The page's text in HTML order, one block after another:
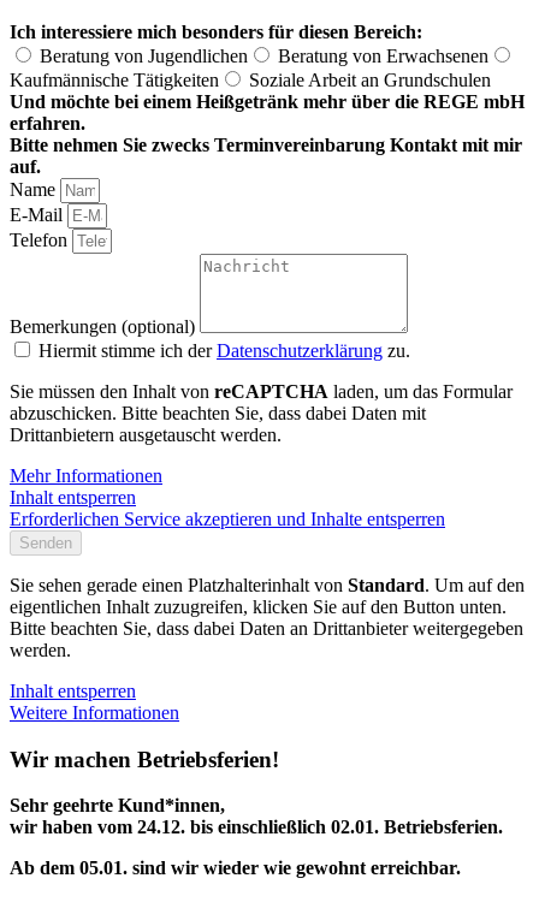
Ich interessiere mich besonders für diesen Bereich:
Beratung von Jugendlichen
Beratung von Erwachsenen
Kaufmännische Tätigkeiten
Soziale Arbeit an Grundschulen
Und möchte bei einem Heißgetränk mehr über die REGE mbH
erfahren.
Bitte nehmen Sie zwecks Terminvereinbarung Kontakt mit mir
auf.
Name
E-Mail
Telefon
Bemerkungen (optional)
Hiermit stimme ich derDatenschutzerklärung zu.
Sie müssen den Inhalt von reCAPTCHA laden, um das Formular
abzuschicken. Bitte beachten Sie, dass dabei Daten mit
Drittanbietern ausgetauscht werden.
Mehr Informationen
Inhalt entsperren
Erforderlichen Service akzeptieren und Inhalte entsperren
Senden
Sie sehen gerade einen Platzhalterinhalt von Standard. Um auf den
eigentlichen Inhalt zuzugreifen, klicken Sie auf den Button unten.
Bitte beachten Sie, dass dabei Daten an Drittanbieter weitergegeben
werden.
Inhalt entsperren
Weitere Informationen
Wir machen Betriebsferien!
Sehr geehrte Kund*innen,
wir haben vom 24.12. bis einschließlich 02.01. Betriebsferien.
Ab dem 05.01. sind wir wieder wie gewohnt erreichbar.